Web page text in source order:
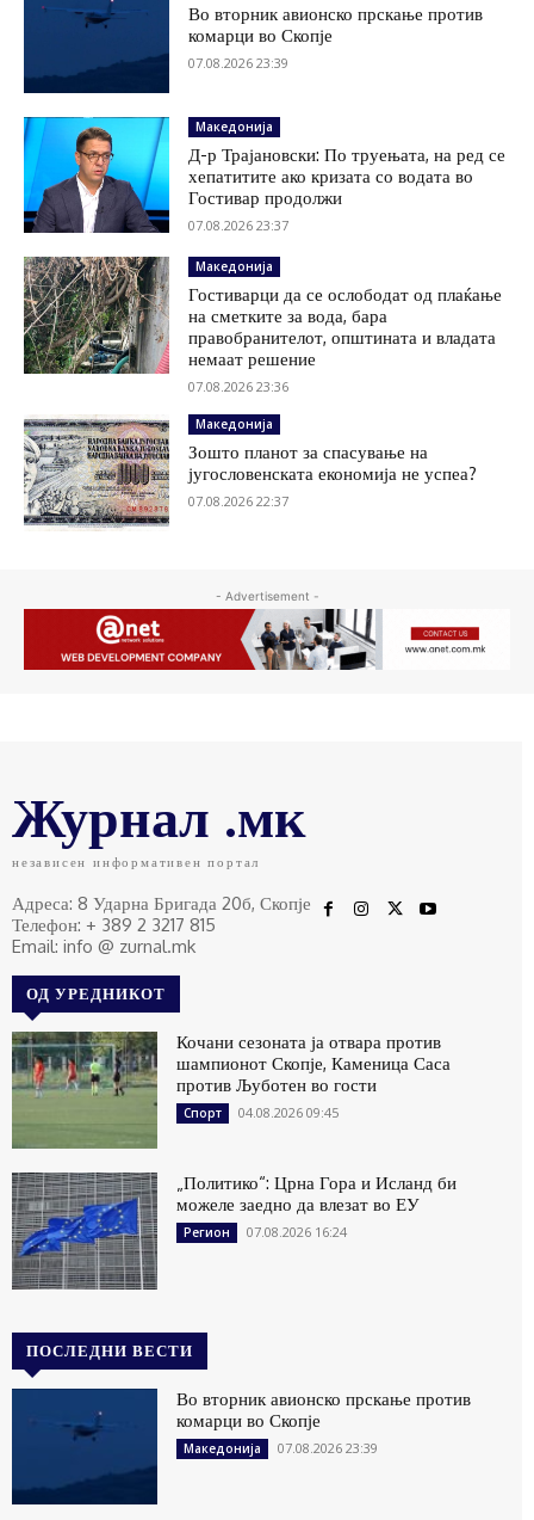
Во вторник авионско прскање против
комарци во Скопје
07.08.2026 23:39
Македонија
Д-р Трајановски: По труењата, на ред се
хепатитите ако кризата со водата во
Гостивар продолжи
07.08.2026 23:37
Македонија
Гостиварци да се ослободат од плаќање
на сметките за вода, бара
правобранителот, општината и владата
немаат решение
07.08.2026 23:36
Македонија
Зошто планот за спасување на
југословенската економија не успеа?
07.08.2026 22:37
- Advertisement -
Журнал .мк
независен информативен портал
Адреса: 8 Ударна Бригада 20б, Скопје
Телефон: + 389 2 3217 815
Email: info @ zurnal.mk
ОД УРЕДНИКОТ
Кочани сезоната ја отвара против
шампионот Скопје, Каменица Саса
против Љуботен во гости
Спорт 04.08.2026 09:45
„Политико“: Црна Гора и Исланд би
можеле заедно да влезат во ЕУ
Регион 07.08.2026 16:24
ПОСЛЕДНИ ВЕСТИ
Во вторник авионско прскање против
комарци во Скопје
Македонија 07.08.2026 23:39